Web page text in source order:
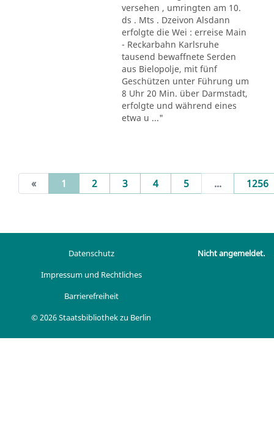
versehen , umringten am 10.
ds . Mts . Dzeivon Alsdann
erfolgte die Wei : erreise Main
- Reckarbahn Karlsruhe
tausend bewaffnete Serden
aus Bielopolje, mit fünf
Geschützen unter Führung um
8 Uhr 20 Min. über Darmstadt,
erfolgte und während eines
etwa u ..."
« 1 (current)
2 3 4 5 ... 1256
Datenschutz
Impressum und Rechtliches
Barrierefreiheit
© 2026 Staatsbibliothek zu Berlin
Nicht angemeldet.